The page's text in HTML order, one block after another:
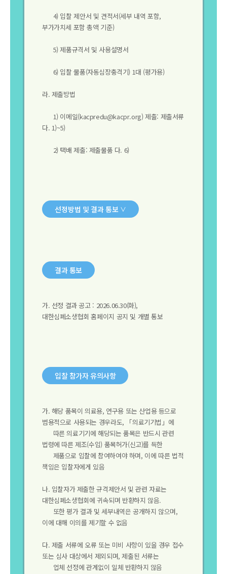
4) 입찰 제안서 및 견적서(세부 내역 포함,
부가가치세 포함 총액 기준)
5) 제품규격서 및 사용설명서
6) 입찰 물품(자동심장충격기) 1대 (평가용)
라. 제출방법
1) 이메일(kacpredu@kacpr.org) 제출: 제출서류
다. 1)~5)
2) 택배 제출: 제출물품 다. 6)
선정방법 및 결과 통보 ∨
결과 통보
가. 선정 결과 공고 : 2026.06.30(화),
대한심폐소생협회 홈페이지 공지 및 개별 통보
입찰 참가자 유의사항
가. 해당 품목이 의료용, 연구용 또는 산업용 등으로
범용적으로 사용되는 경우라도, 「의료기기법」에
따른 의료기기에 해당되는 품목은 반드시 관련
법령에 따른 제조(수입) 품목허가(신고)를 득한
제품으로 입찰에 참여하여야 하며, 이에 따른 법적
책임은 입찰자에게 있음
나. 입찰자가 제출한 규격제안서 및 관련 자료는
대한심폐소생협회에 귀속되며 반환하지 않음.
또한 평가 결과 및 세부내역은 공개하지 않으며,
이에 대해 이의를 제기할 수 없음
다. 제출 서류에 오류 또는 미비 사항이 있을 경우 접수
또는 심사 대상에서 제외되며, 제출된 서류는
업체 선정에 관계없이 일체 반환하지 않음